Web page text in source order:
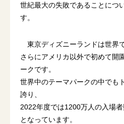
世紀最大の失敗であることにつ
す。
東京ディズニーランドは世界
さらにアメリカ以外で初めて開
ークです。
世界中のテーマパークの中でも
誇り、
2022年度では1200万人の入場
となっています。